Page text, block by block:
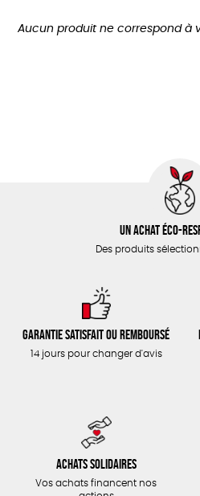
Plus de 200€
Aucun produit ne correspond à
Un achat éco-
Des produits
Garantie satisfait ou remboursé
14 jours pour changer d'avis
Achats solidaires
Vos achats financent nos